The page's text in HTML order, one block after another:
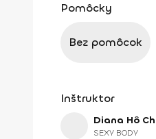
Pomôcky
Bez pomôcok
Inštruktor
Diana Hô
SEXY BODY